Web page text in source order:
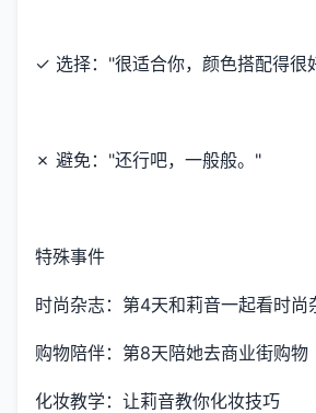
✓ 选择："很适合你，颜色搭配得很
✗ 避免："还行吧，一般般。"
特殊事件
时尚杂志：第4天和莉音一起看时尚
购物陪伴：第8天陪她去商业街购物
化妆教学：让莉音教你化妆技巧